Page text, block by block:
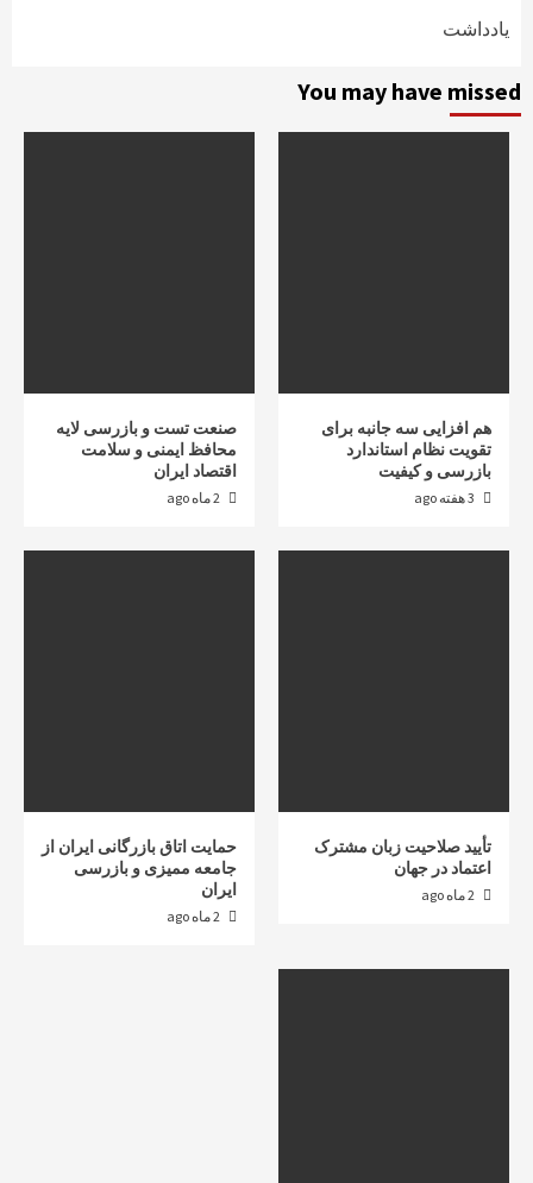
یادداشت
You may have missed
هم افزایی سه جانبه برای
تقویت نظام استاندارد
بازرسی و کیفیت
صنعت تست و بازرسی لایه
محافظ ایمنی و سلامت
اقتصاد ایران
تأیید صلاحیت زبان مشترک
اعتماد در جهان
حمایت اتاق بازرگانی ایران از
جامعه ممیزی و بازرسی
ایران